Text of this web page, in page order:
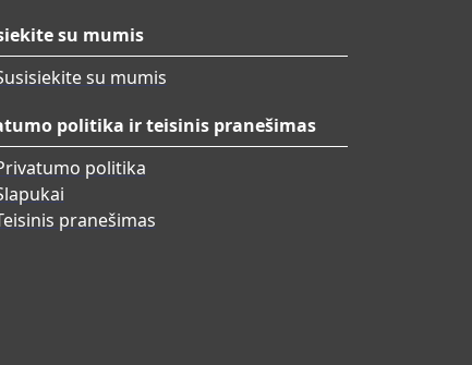
su mumis
su mumis
politika ir teisinis pranešimas
politika
pranešimas